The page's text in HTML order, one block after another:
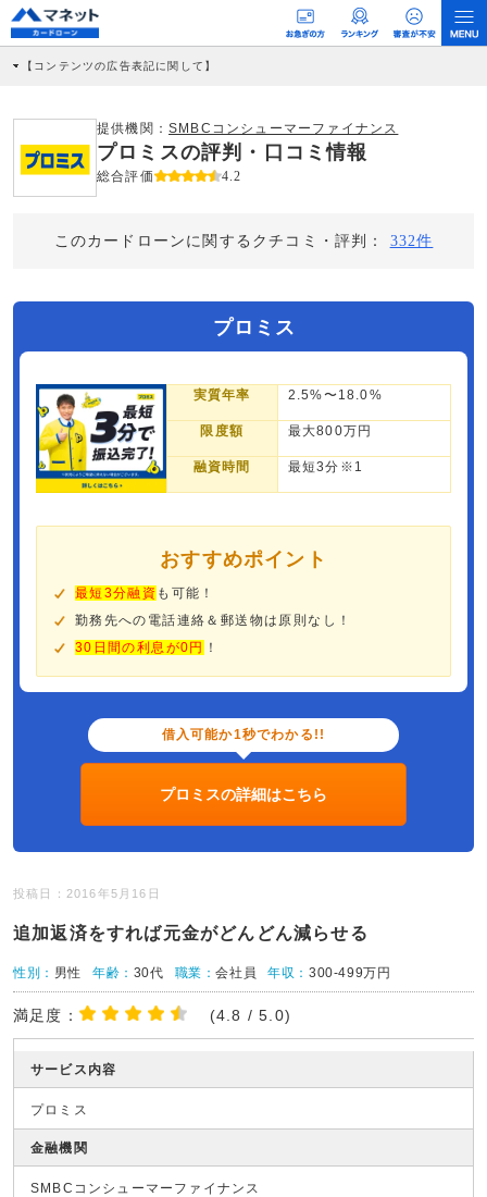
【コンテンツの広告表記に関して】
社に対して企業から紹介報酬が支払われるという収益モデルです。 ただし、特定の
商品を根拠なくPRするものではなく、当編集部の調査／ユーザーへの口コミ収集な
どに基づき、公平性を担保した情報提供を行っています。
>提携企業一覧
提供機関： SMBCコンシューマーファイナンス
プロミスの評判・口コミ情報
総合評価 4.2
このカードローンに関するクチコミ・評判： 332件
プロミス
実質年率 2.5%〜18.0%
限度額 最大800万円
融資時間 最短3分※1
おすすめポイント
最短3分融資 も可能！
勤務先への電話連絡＆郵送物は原則なし！
30日間の利息が0円
！
借入可能か1秒でわかる!!
プロミスの詳細はこちら
投稿日：2016年5月16日
追加返済をすれば元金がどんどん減らせる
性別： 男性 年齢： 30代 職業：会社員 年収：300-499万円
満足度： (4.8 / 5.0)
サービス内容
プロミス
金融機関
SMBCコンシューマーファイナンス